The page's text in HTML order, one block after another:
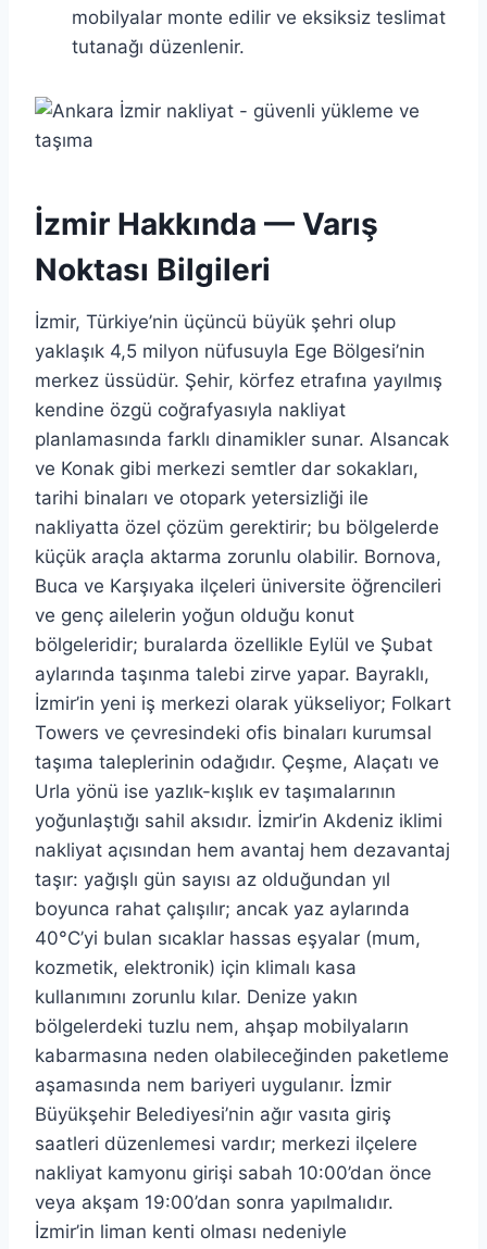
mobilyalar monte edilir ve eksiksiz teslimat
tutanağı düzenlenir.
İzmir Hakkında — Varış
Noktası Bilgileri
İzmir, Türkiye’nin üçüncü büyük şehri olup
yaklaşık 4,5 milyon nüfusuyla Ege Bölgesi’nin
merkez üssüdür. Şehir, körfez etrafına yayılmış
kendine özgü coğrafyasıyla nakliyat
planlamasında farklı dinamikler sunar. Alsancak
ve Konak gibi merkezi semtler dar sokakları,
tarihi binaları ve otopark yetersizliği ile
nakliyatta özel çözüm gerektirir; bu bölgelerde
küçük araçla aktarma zorunlu olabilir. Bornova,
Buca ve Karşıyaka ilçeleri üniversite öğrencileri
ve genç ailelerin yoğun olduğu konut
bölgeleridir; buralarda özellikle Eylül ve Şubat
aylarında taşınma talebi zirve yapar. Bayraklı,
İzmir’in yeni iş merkezi olarak yükseliyor; Folkart
Towers ve çevresindeki ofis binaları kurumsal
taşıma taleplerinin odağıdır. Çeşme, Alaçatı ve
Urla yönü ise yazlık-kışlık ev taşımalarının
yoğunlaştığı sahil aksıdır. İzmir’in Akdeniz iklimi
nakliyat açısından hem avantaj hem dezavantaj
taşır: yağışlı gün sayısı az olduğundan yıl
boyunca rahat çalışılır; ancak yaz aylarında
40°C’yi bulan sıcaklar hassas eşyalar (mum,
kozmetik, elektronik) için klimalı kasa
kullanımını zorunlu kılar. Denize yakın
bölgelerdeki tuzlu nem, ahşap mobilyaların
kabarmasına neden olabileceğinden paketleme
aşamasında nem bariyeri uygulanır. İzmir
Büyükşehir Belediyesi’nin ağır vasıta giriş
saatleri düzenlemesi vardır; merkezi ilçelere
nakliyat kamyonu girişi sabah 10:00’dan önce
veya akşam 19:00’dan sonra yapılmalıdır.
İzmir’in liman kenti olması nedeniyle